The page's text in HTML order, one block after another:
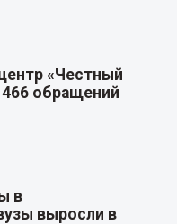
«Честный
466 обращений
в
выросли в